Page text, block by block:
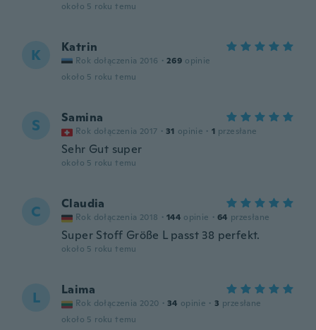
około 5 roku temu
K Katrin
Rok dołączenia 2016 · 269 opinie
około 5 roku temu
S Samina
Rok dołączenia 2017 · 31 opinie · 1 przesłane
Sehr Gut super
około 5 roku temu
C Claudia
Rok dołączenia 2018 · 144 opinie · 64 przesłane
Super Stoff Größe L passt 38 perfekt.
około 5 roku temu
L Laima
Rok dołączenia 2020 · 34 opinie · 3 przesłane
około 5 roku temu